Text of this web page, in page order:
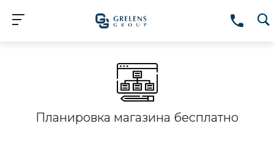
Планировка магазина бесплатно